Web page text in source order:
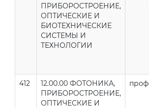
ПРИБОРОСТРОЕНИЕ,
ОПТИЧЕСКИЕ И
БИОТЕХНИЧЕСКИЕ
СИСТЕМЫ И
ТЕХНОЛОГИИ
412
12.00.00 ФОТОНИКА,
ПРИБОРОСТРОЕНИЕ,
ОПТИЧЕСКИЕ И